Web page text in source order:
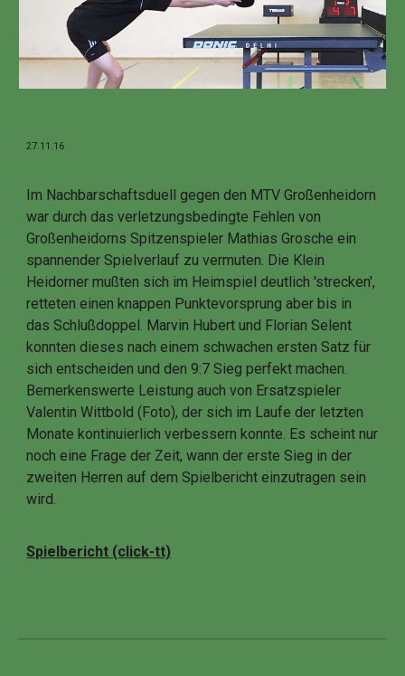
27.11.16
Im Nachbarschaftsduell gegen den MTV Großenheidorn
war durch das verletzungsbedingte Fehlen von
Großenheidorns Spitzenspieler Mathias Grosche ein
spannender Spielverlauf zu vermuten. Die Klein
Heidorner mußten sich im Heimspiel deutlich 'strecken',
retteten einen knappen Punktevorsprung aber bis in
das Schlußdoppel. Marvin Hubert und Florian Selent
konnten dieses nach einem schwachen ersten Satz für
sich entscheiden und den 9:7 Sieg perfekt machen.
Bemerkenswerte Leistung auch von Ersatzspieler
Valentin Wittbold (Foto), der sich im Laufe der letzten
Monate kontinuierlich verbessern konnte. Es scheint nur
noch eine Frage der Zeit, wann der erste Sieg in der
zweiten Herren auf dem Spielbericht einzutragen sein
wird.
Spielbericht (click-tt)